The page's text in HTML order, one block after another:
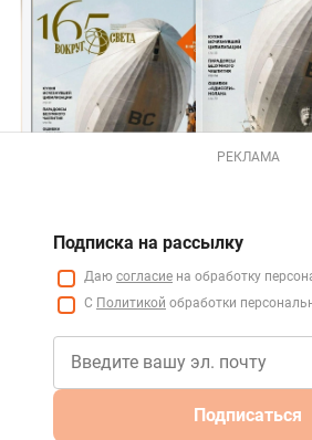
РЕКЛАМА
Подписка на рассылку
Даю согласие на обработку
С Политикой обработки
Подписаться